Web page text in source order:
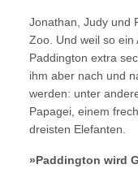
Jonathan, Judy und
Zoo. Und weil so ein
Paddington extra
ihm aber nach und
werden: unter
Papagei, einem
dreisten Elefanten.
»Paddington wird